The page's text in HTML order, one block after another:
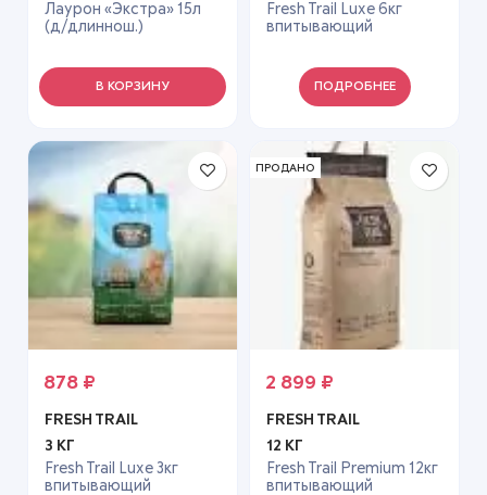
Лаурон «Экстра» 15л
(д/длиннош.)
В КОРЗИНУ
Fresh Trail Luxe 6кг
впитывающий
ПОДРОБНЕЕ
878 ₽
FRESH TRAIL
3 КГ
Fresh Trail Luxe 3кг
впитывающий
ПРОДАНО
2 899 ₽
FRESH TRAIL
12 КГ
Fresh Trail Premium 12кг
впитывающий